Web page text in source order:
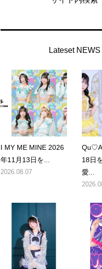
Lateset NEWS
I MY ME MINE 2026
年11月13日を...
2026.08.07
18日
愛...